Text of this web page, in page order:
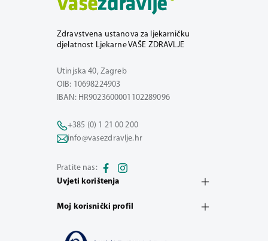
Zdravstvena ustanova za ljekarničku
djelatnost Ljekarne VAŠE ZDRAVLJE
Utinjska 40, Zagreb
OIB: 10698224903
IBAN: HR9023600001102289096
+385 (0) 1 21 00 200
info@vasezdravlje.hr
Pratite nas:
Uvjeti korištenja
Moj korisnički profil